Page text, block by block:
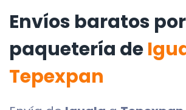
Envíos baratos por
paquetería de
Tepexpan